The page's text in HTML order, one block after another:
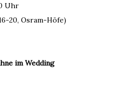
Uhr
20, Osram-Höfe)
im Wedding